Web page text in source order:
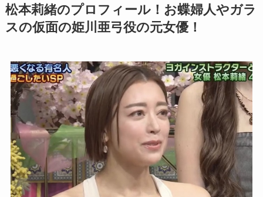
松本莉緒のプロフィール！お蝶婦人やガラ
スの仮面の姫川亜弓役の元女優！